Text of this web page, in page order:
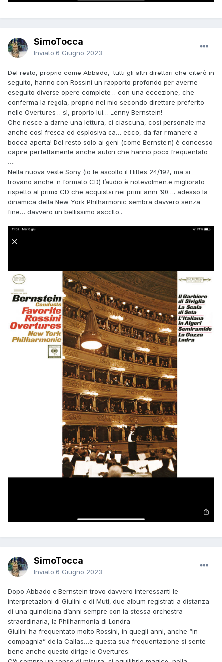
SimoTocca
Inviato 6 Giugno 2023
Del resto, proprio come Abbado, tutti gli altri direttori che citerò in
seguito, hanno con Rossini un rapporto profondo per averne
eseguito diverse opere complete… con una eccezione, che
conferma la regola, proprio nel mio secondo direttore preferito
nelle Overtures… sì, proprio lui… Lenny Bernstein!
Che riesce a darne una lettura, di ciascuna, così personale ma
anche così fresca ed esplosiva da… ecco, da far rimanere a
bocca aperta! Del resto solo ai geni (come Bernstein) è concesso
capire perfettamente anche autori che hanno poco frequentato
….
Nella nuova veste Sony (io le ascolto il HiRes 24/192, ma si
trovano anche in formato CD) l’audio è notevolmente migliorato
rispetto al primo CD che acquistai nei primi anni ‘90…. adesso la
dinamica della New York Philharmonic sembra davvero senza
fine… davvero un bellissimo ascolto..
SimoTocca
Inviato 6 Giugno 2023
Dopo Abbado e Bernstein trovo davvero interessanti le
interpretazioni di Giulini e di Muti, due album registrati a distanza
di una quindicina d’anni sempre con la stessa orchestra
straordinaria, la Philharmonia di Londra
Giulini ha frequentato molto Rossini, in quegli anni, anche “in
compagnia” della Callas…e questa sua frequentazione si sente
bene anche questo dirige le Overtures.